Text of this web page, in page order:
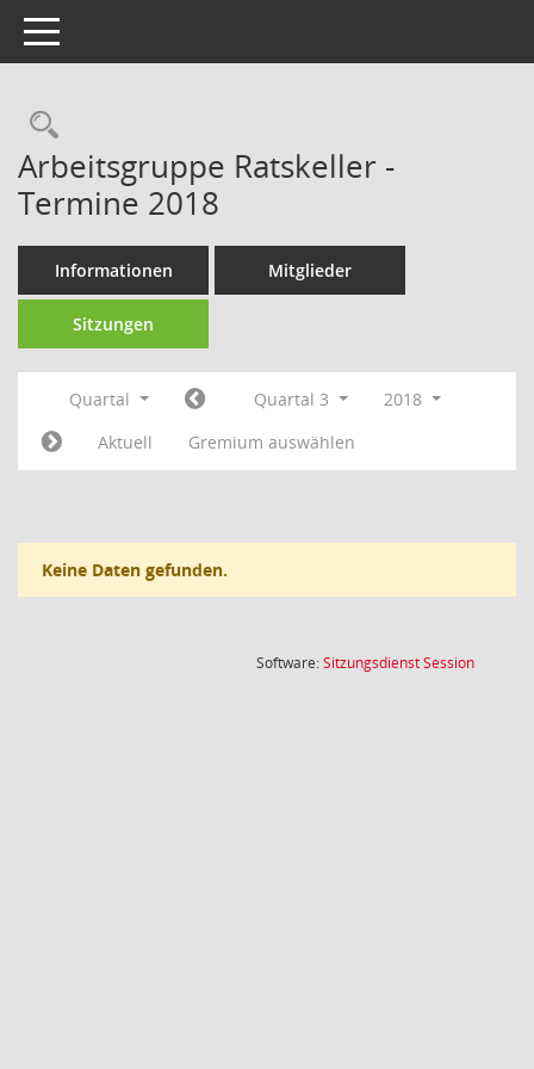
Toggle navigation
Rechercheauswahl
Arbeitsgruppe Ratskeller -
Termine 2018
Informationen Mitglieder
Sitzungen
Quartal Quartal 3
2018
Aktuell
Gremium auswählen
Keine Daten gefunden.
Software:SitzungsdienstSession(Wird in